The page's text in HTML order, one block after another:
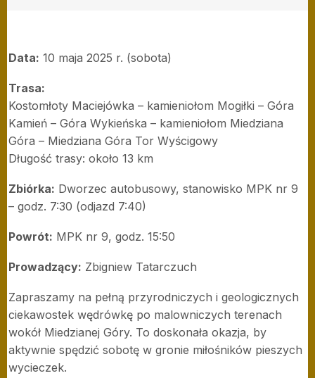
Data: 10 maja 2025 r. (sobota)
Trasa:
Kostomłoty Maciejówka – kamieniołom Mogiłki – Góra
Kamień – Góra Wykieńska – kamieniołom Miedziana
Góra – Miedziana Góra Tor Wyścigowy
Długość trasy: około 13 km
Zbiórka: Dworzec autobusowy, stanowisko MPK nr 9
– godz. 7:30 (odjazd 7:40)
Powrót: MPK nr 9, godz. 15:50
Prowadzący: Zbigniew Tatarczuch
Zapraszamy na pełną przyrodniczych i geologicznych
ciekawostek wędrówkę po malowniczych terenach
wokół Miedzianej Góry. To doskonała okazja, by
aktywnie spędzić sobotę w gronie miłośników pieszych
wycieczek.